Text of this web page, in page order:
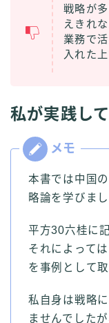
戦略が
えきれな
業務で
入れた
私が実践し
本書では中国
略論を学びまし
平方30六桂に
それによって
を事例として
私自身は戦略
ませんでした